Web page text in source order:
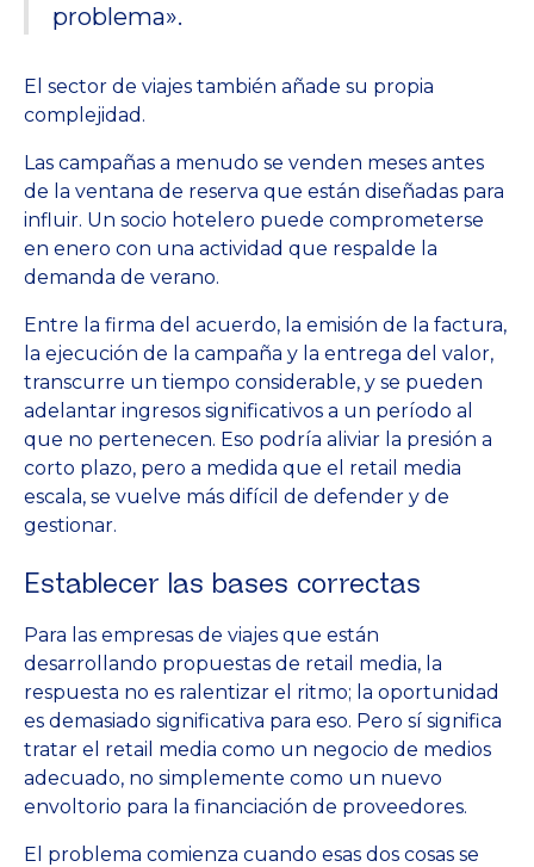
problema».
El sector de viajes también añade su propia
complejidad.
Las campañas a menudo se venden meses antes
de la ventana de reserva que están diseñadas para
influir. Un socio hotelero puede comprometerse
en enero con una actividad que respalde la
demanda de verano.
Entre la firma del acuerdo, la emisión de la factura,
la ejecución de la campaña y la entrega del valor,
transcurre un tiempo considerable, y se pueden
adelantar ingresos significativos a un período al
que no pertenecen. Eso podría aliviar la presión a
corto plazo, pero a medida que el retail media
escala, se vuelve más difícil de defender y de
gestionar.
Establecer las bases correctas
Para las empresas de viajes que están
desarrollando propuestas de retail media, la
respuesta no es ralentizar el ritmo; la oportunidad
es demasiado significativa para eso. Pero sí significa
tratar el retail media como un negocio de medios
adecuado, no simplemente como un nuevo
envoltorio para la financiación de proveedores.
El problema comienza cuando esas dos cosas se